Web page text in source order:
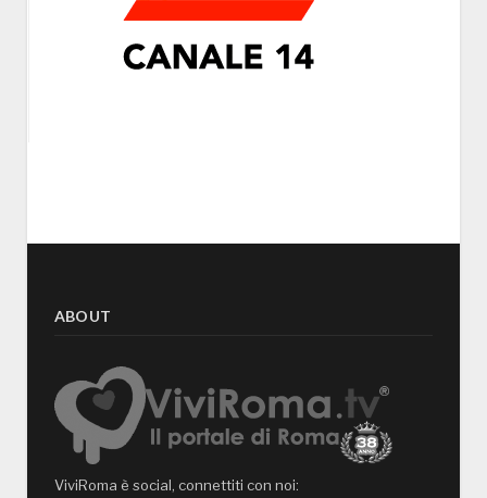
ABOUT
ViviRoma è social, connettiti con noi: